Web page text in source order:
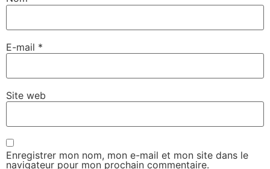
E-mail *
Site web
Enregistrer mon nom, mon e-mail et mon site dans le
navigateur pour mon prochain commentaire.